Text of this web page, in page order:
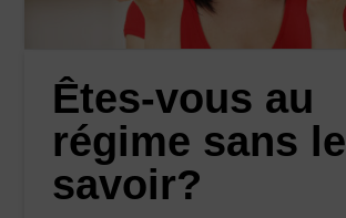
Êtes-vous au
régime sans le
savoir?